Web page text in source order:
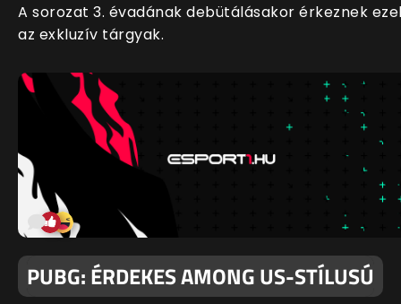
A sorozat 3. évadának debütálásakor érkeznek
az exkluzív tárgyak.
PUBG: ÉRDEKES AMONG US-STÍLUSÚ